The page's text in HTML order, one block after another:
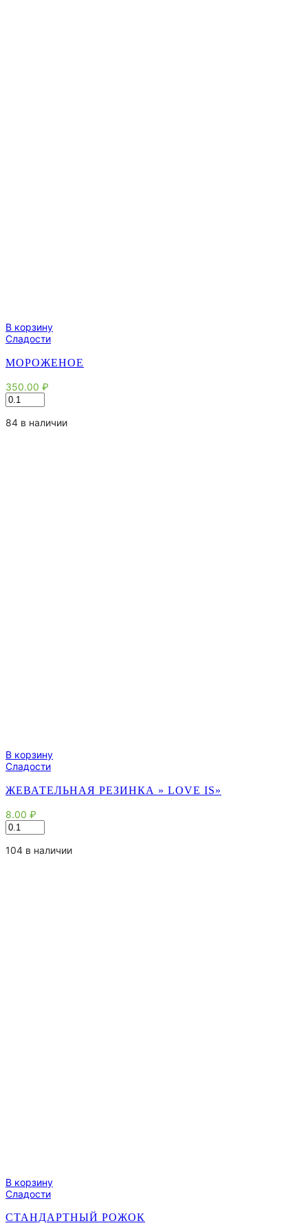
В корзину
Сладости
МОРОЖЕНОЕ
350.00 ₽
Количество
товара
Мороженое
84 в наличии
В корзину
Сладости
ЖЕВАТЕЛЬНАЯ РЕЗИНКА » LOVE IS»
8.00 ₽
Количество
товара
Жевательная
104 в наличии
В корзину
Сладости
СТАНДАРТНЫЙ РОЖОК